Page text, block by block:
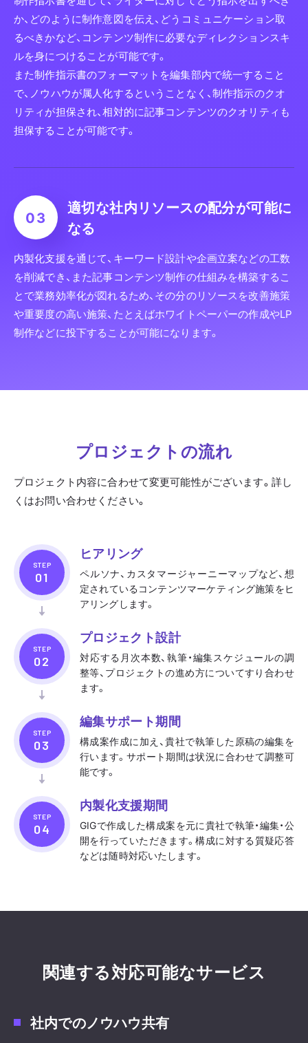
か、どのように制作意図を伝え、どうコミュニケーション取
るべきかなど、コンテンツ制作に必要なディレクションスキ
ルを身につけることが可能です。
また制作指示書のフォーマットを編集部内で統一すること
で、ノウハウが属人化するということなく、制作指示のクオ
リティが担保され、相対的に記事コンテンツのクオリティも
担保することが可能です。
適切な社内リソースの配分が可能に
なる
内製化支援を通じて、キーワード設計や企画立案などの工数
を削減でき、また記事コンテンツ制作の仕組みを構築するこ
とで業務効率化が図れるため、その分のリソースを改善施策
や重要度の高い施策、たとえばホワイトペーパーの作成やLP
制作などに投下することが可能になります。
プロジェクトの流れ
プロジェクト内容に合わせて変更可能性がございます。詳し
くはお問い合わせください。
STEP
ヒアリング
ペルソナ、カスタマージャーニーマップなど、想
定されているコンテンツマーケティング施策をヒ
アリングします。
STEP
プロジェクト設計
対応する月次本数、執筆・編集スケジュールの調
整等、プロジェクトの進め方についてすり合わせ
ます。
STEP
編集サポート期間
構成案作成に加え、貴社で執筆した原稿の編集を
行います。サポート期間は状況に合わせて調整可
能です。
STEP
内製化支援期間
GIGで作成した構成案を元に貴社で執筆・編集・公
開を行っていただきます。構成に対する質疑応答
などは随時対応いたします。
関連する対応可能なサービス
社内でのノウハウ共有